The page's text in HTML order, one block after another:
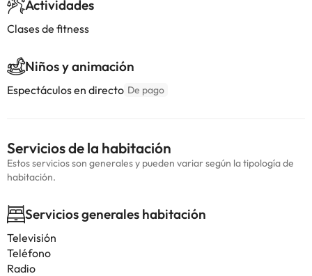
Actividades
Clases de fitness
Niños y animación
Espectáculos en directo De pago
Servicios de la habitación
Estos servicios son generales y pueden variar según la tipología de
habitación.
Servicios generales habitación
Televisión
Teléfono
Radio